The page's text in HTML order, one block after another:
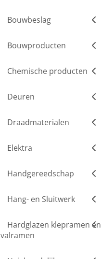
Bouwbeslag
Bouwproducten
Chemische producten
Deuren
Draadmaterialen
Elektra
Handgereedschap
Hang- en Sluitwerk
Hardglazen klepramen en
valramen